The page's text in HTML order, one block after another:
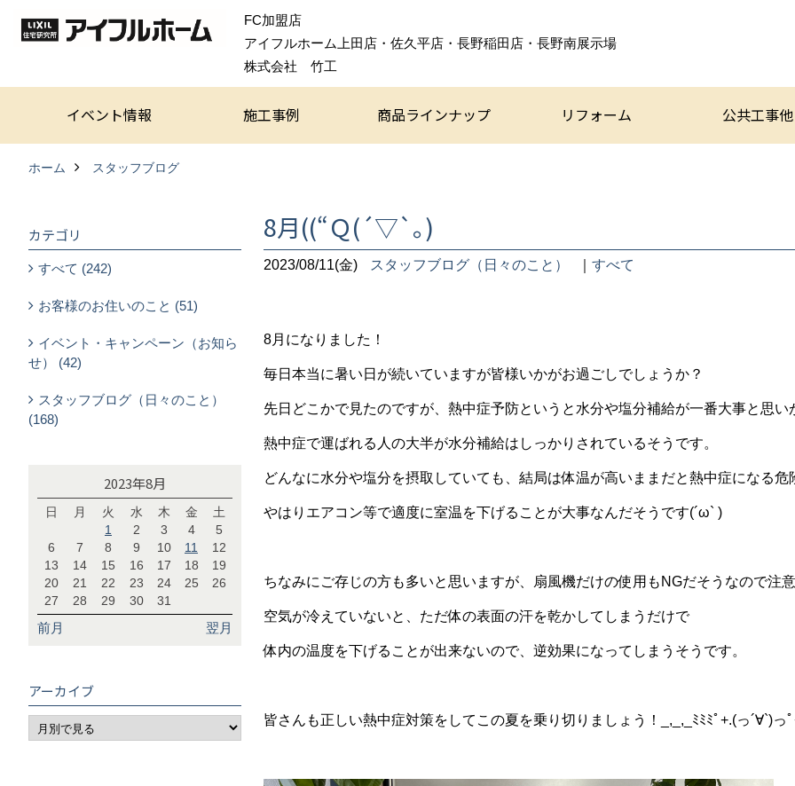
FC加盟店
アイフルホーム上田店・ 佐久平店・長野稲田店・ 長野南展示場
株式会社 竹工
イベント情報 施工事例 商品ラインナップ リフォーム 公共工事他
ホーム スタッフブログ
8月((“Ｑ(´▽`｡)
2023/08/11(金) スタッフブログ（日々のこと） すべて
8月になりました！
毎日本当に暑い日が続いていますが皆様いかがお過ごしでしょうか？
先日どこかで見たのですが、熱中症予防というと水分や塩分補給が一番大事と思い
熱中症で運ばれる人の大半が水分補給はしっかりされているそうです。
どんなに水分や塩分を摂取していても、結局は体温が高いままだと熱中症になる危
やはりエアコン等で適度に室温を下げることが大事なんだそうです(´ω` )
ちなみにご存じの方も多いと思いますが、扇風機だけの使用もNGだそうなので注
空気が冷えていないと、ただ体の表面の汗を乾かしてしまうだけで
体内の温度を下げることが出来ないので、逆効果になってしまうそうです。
皆さんも正しい熱中症対策をしてこの夏を乗り切りましょう！_,_,_ﾐﾐﾐﾟ+.(っ´∀`)っ
カテゴリ
すべて (242)
お客様のお住いのこと (51)
イベント・キャンペーン（お知ら
せ） (42)
スタッフブログ（日々のこと）
(168)
2023年8月
日 月 火 水 木 金
土
1
2 3 4
5
6
7 8 9 10 11
12
13
14 15 16 17 18
19
20
21 22 23 24 25
26
27
28 29 30 31
前月 翌月
アーカイブ